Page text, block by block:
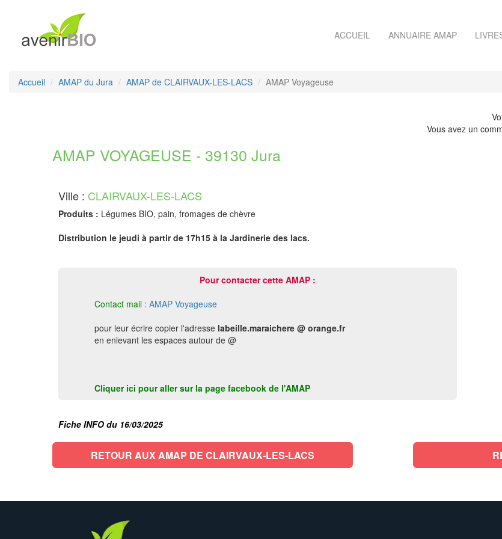
ACCUEIL ANNUAIRE AMAP
Accueil AMAP du Jura AMAP de CLAIRVAUX-LES-LACS AMAP Voyageuse
Vous avez un
AMAP VOYAGEUSE - 39130 Jura
Ville : CLAIRVAUX-LES-LACS
Produits : Légumes BIO, pain, fromages de chèvre
Distribution le jeudi à partir de 17h15 à la Jardinerie des lacs.
Pour contacter cette AMAP :
Contact mail : AMAP Voyageuse
pour leur écrire copier l'adresse labeille.maraichere @ orange.fr
en enlevant les espaces autour de @
Cliquer ici pour aller sur la page facebook de l'AMAP
Fiche INFO du 16/03/2025
RETOUR AUX AMAP DE CLAIRVAUX-LES-LACS